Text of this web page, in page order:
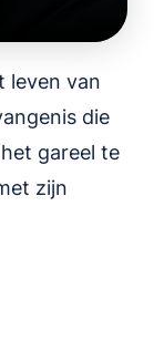
leven van
die
gareel te
zijn